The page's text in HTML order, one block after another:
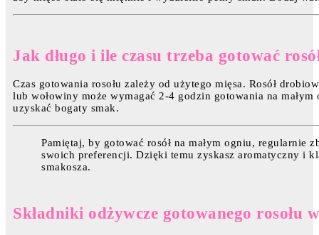
Jak długo i ile czasu trzeba gotować
Czas gotowania rosołu zależy od użytego mięsa. Rosół
lub wołowiny może wymagać 2-4 godzin gotowania na
uzyskać bogaty smak.
Pamiętaj, by gotować rosół na małym ogniu, regularnie
swoich preferencji. Dzięki temu zyskasz aromatyczny i
smakosza.
Składniki odżywcze gotowanego rosołu